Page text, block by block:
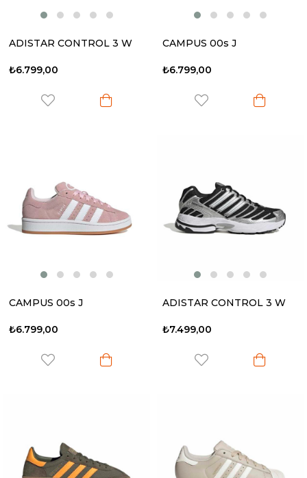
ADISTAR CONTROL 3 W
₺6.799,00
CAMPUS 00s J
₺6.799,00
CAMPUS 00s J
₺6.799,00
ADISTAR CONTROL 3 W
₺7.499,00